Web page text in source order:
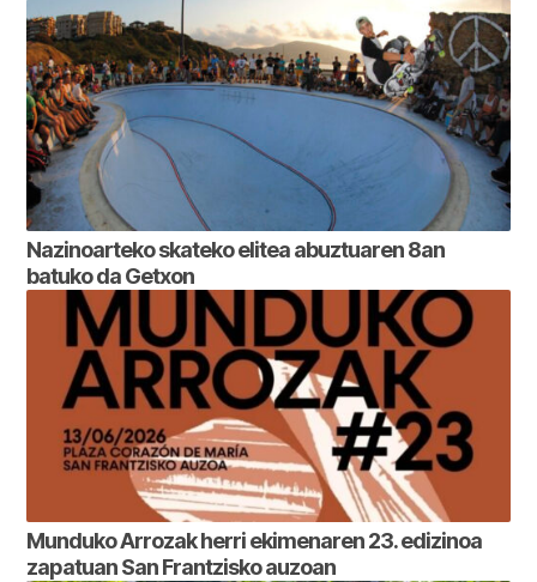
Nazinoarteko skateko elitea abuztuaren 8an
batuko da Getxon
Munduko Arrozak herri ekimenaren 23. edizinoa
zapatuan San Frantzisko auzoan